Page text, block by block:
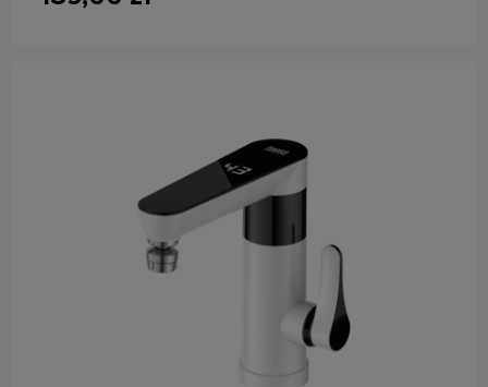
powiadom o dostępności